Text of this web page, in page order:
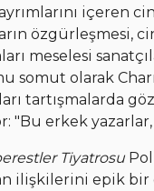
içeren
özgürleşmesi,
meselesi
somut olarak
tartışmalarda
"Bu erkek
Tiyatrosu
ilişkilerini epik bir